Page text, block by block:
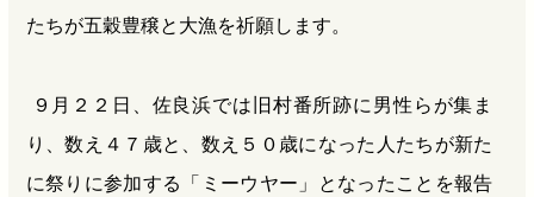
たちが五穀豊穣と大漁を祈願します。
９月２２日、佐良浜では旧村番所跡に男性らが集ま
り、数え４７歳と、数え５０歳になった人たちが新た
に祭りに参加する「ミーウヤー」となったことを報告